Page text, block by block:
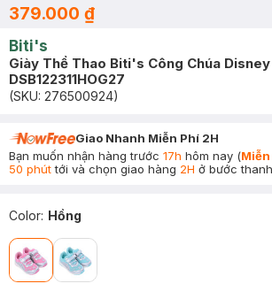
379.000 ₫
Biti's
Giày Thể Thao Biti's Công Chúa
DSB122311HOG27
(SKU: 276500924)
Giao Nhanh Miễn Phí 2H
Bạn muốn nhận hàng trước 17h hôm nay (
50 phúttới và chọn giao hàng 2H ở bước
Color: Hồng